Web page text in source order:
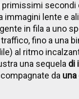
secondi
immagini lente e
in fila a uno
fino a una
al ritmo
una sequela di
da